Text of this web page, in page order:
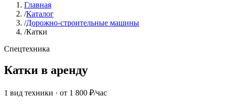
Главная
/Каталог
/Дорожно-строительные машины
/Катки
Спецтехника
Катки в аренду
1 вид техники · от 1 800 ₽/час